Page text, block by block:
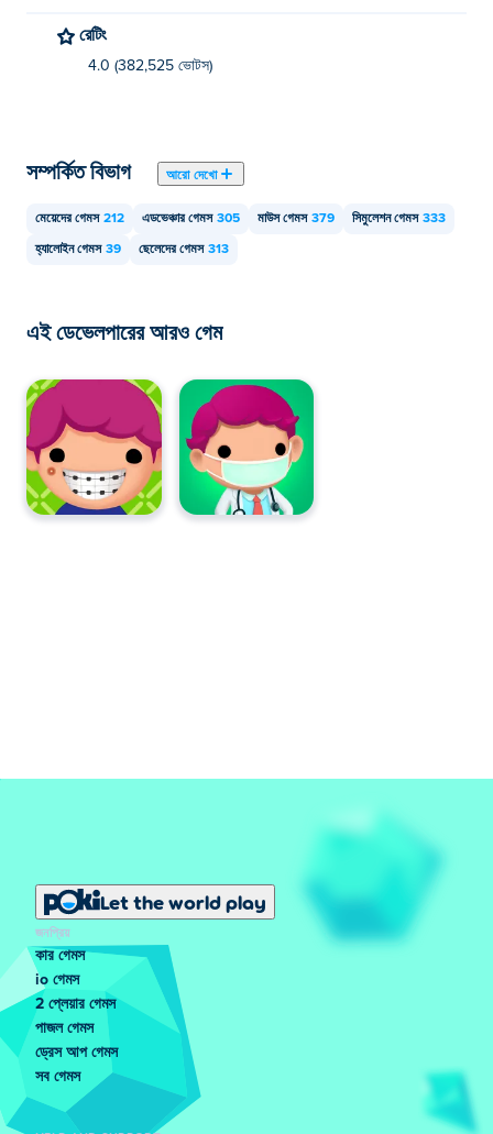
রেটিং
4.0 (382,525 ভোটস)
সম্পর্কিত বিভাগ আরো দেখো
মেয়েদের গেমস 212 এডভেঞ্চার গেমস 305 মাউস গেমস 379 সিমুলেশন গেমস 333
হ্যালোইন গেমস 39 ছেলেদের গেমস 313
এই ডেভেলপারের আরও গেম
Let the world play
জনপ্রিয়
কার গেমস
io গেমস
2 প্লেয়ার গেমস
পাজল গেমস
ড্রেস আপ গেমস
সব গেমস